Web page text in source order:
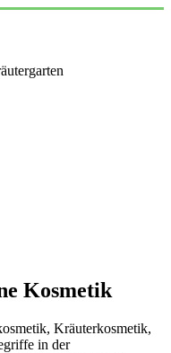
Kosmetik
Kräuterkosmetik,
in der